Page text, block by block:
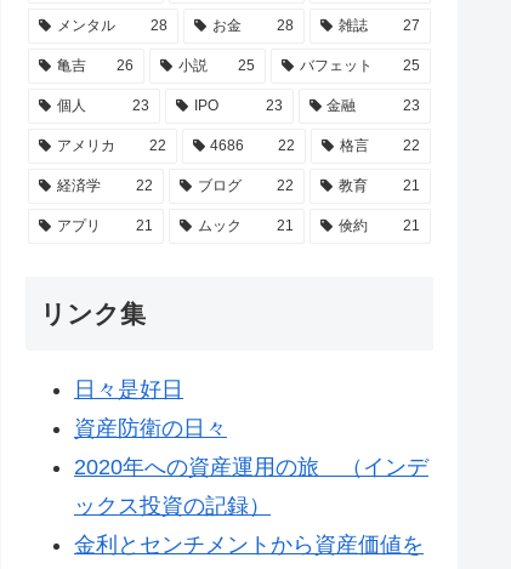
メンタル 28 お金 28 雑誌 27
亀吉 26 小説 25 バフェット 25
個人 23 IPO 23 金融 23
アメリカ 22 4686 22 格言 22
経済学 22 ブログ 22 教育 21
アプリ 21 ムック 21 倹約 21
リンク集
日々是好日
資産防衛の日々
2020年への資産運用の旅 （インデ
ックス投資の記録）
金利とセンチメントから資産価値を